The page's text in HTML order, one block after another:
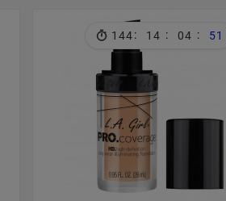
144: 14 : 04 : 50